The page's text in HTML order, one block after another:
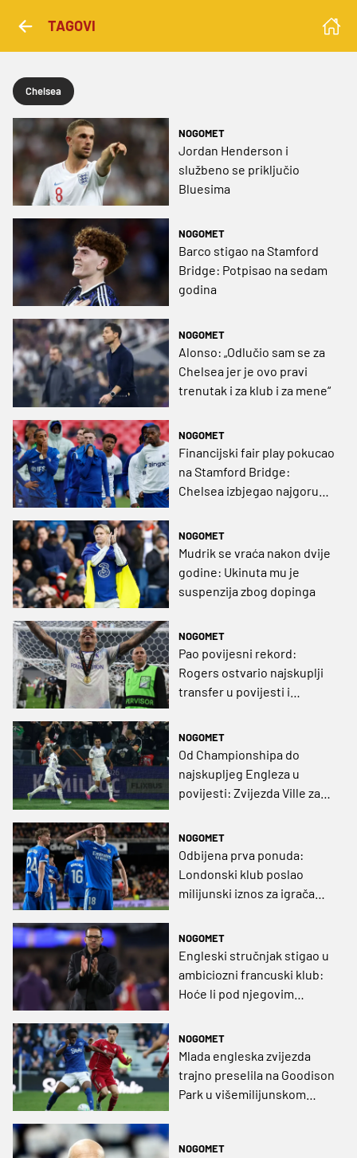
TAGOVI
Chelsea
NOGOMET
Jordan Henderson i
službeno se priključio
Bluesima
NOGOMET
Barco stigao na Stamford
Bridge: Potpisao na sedam
godina
NOGOMET
Alonso: „Odlučio sam se za
Chelsea jer je ovo pravi
trenutak i za klub i za mene“
NOGOMET
Financijski fair play pokucao
na Stamford Bridge:
Chelsea izbjegao najgoru
NOGOMET
Mudrik se vraća nakon dvije
godine: Ukinuta mu je
suspenzija zbog dopinga
NOGOMET
Pao povijesni rekord:
Rogers ostvario najskuplji
transfer u povijesti i
NOGOMET
Od Championshipa do
najskupljeg Engleza u
povijesti: Zvijezda Ville za
NOGOMET
Odbijena prva ponuda:
Londonski klub poslao
milijunski iznos za igrača
NOGOMET
Engleski stručnjak stigao u
ambiciozni francuski klub:
Hoće li pod njegovim
Fruk?
NOGOMET
Mlada engleska zvijezda
trajno preselila na Goodison
Park u višemilijunskom
NOGOMET